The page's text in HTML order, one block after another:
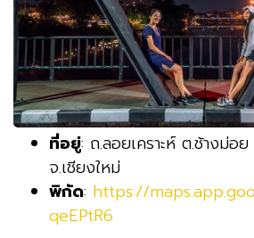
ที่อยู่: ถ.ลอยเคราะห์ ต.ช้างม่อ
จ.เชียงใหม่
พิกัด: https://
qeEPtR6